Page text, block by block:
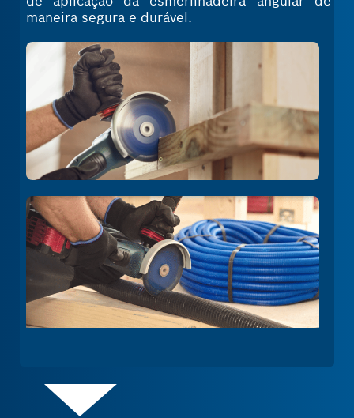
maneira segura e durável.